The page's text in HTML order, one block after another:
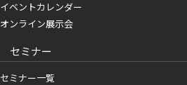
イベントカレンダー
オンライン展示会
セミナー
セミナー一覧